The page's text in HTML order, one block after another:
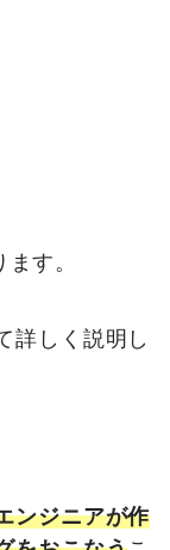
す。
詳しく説明し
ンジニアが作